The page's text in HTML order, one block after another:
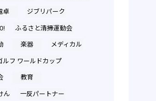
卓
ジブリパーク
ふるさと清掃運動会
楽器
メディカル
ルフ ワールドカップ
教育
ん
一反パートナー